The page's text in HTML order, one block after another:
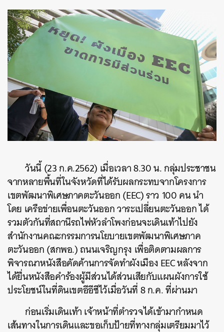
วันนี้ (23 ก.ค.2562) เมื่อเวลา 8.30 น. กลุ่มประชาชน
จากหลายพื้นที่ในจังหวัดที่ได้รับผลกระทบจากโครงการ
เขตพัฒนาพิเศษภาคตะวันออก (EEC) ราว 100 คน นำ
โดย เครือข่ายเพื่อนตะวันออก วาระเปลี่ยนตะวันออก ได้
รวมตัวกันที่สถานีรถไฟหัวลำโพงก่อนจะเดินเท้าไปยัง
สำนักงานคณะกรรมการนโยบายเขตพัฒนาพิเศษภาค
ตะวันออก (สกพอ.) ถนนเจริญกรุง เพื่อติดตามผลการ
พิจารณาหนังสือคัดค้านการจัดทำผังเมือง EEC หลังจาก
ได้ยื่นหนังสือคำร้องผู้มีส่วนได้ส่วนเสียกับแผนผังการใช้
ประโยชน์ในที่ดินเขตอีอีซีไว้เมื่อวันที่ 8 ก.ค. ที่ผ่านมา
ก่อนเริ่มเดินเท้า เจ้าหน้าที่ตำรวจได้เข้ามากำหนด
เส้นทางในการเดินและขอเก็บป้ายที่ทางกลุ่มเตรียมมาไว้